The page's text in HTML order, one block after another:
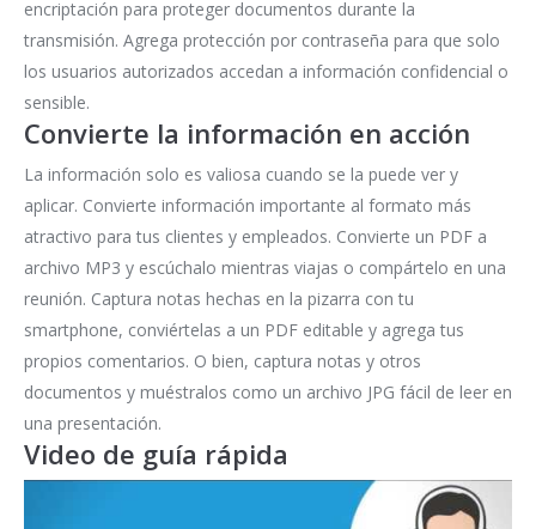
encriptación para proteger documentos durante la
transmisión. Agrega protección por contraseña para que solo
los usuarios autorizados accedan a información confidencial o
sensible.
Convierte la información en acción
La información solo es valiosa cuando se la puede ver y
aplicar. Convierte información importante al formato más
atractivo para tus clientes y empleados. Convierte un PDF a
archivo MP3 y escúchalo mientras viajas o compártelo en una
reunión. Captura notas hechas en la pizarra con tu
smartphone, conviértelas a un PDF editable y agrega tus
propios comentarios. O bien, captura notas y otros
documentos y muéstralos como un archivo JPG fácil de leer en
una presentación.
Video de guía rápida